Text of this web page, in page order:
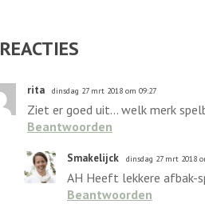
REACTIES
rita dinsdag 27 mrt 2018 om 09:27
Ziet er goed uit... welk merk
Beantwoorden
Smakelijck dinsdag 27 mrt 2018
AH Heeft lekkere afbak-
Beantwoorden